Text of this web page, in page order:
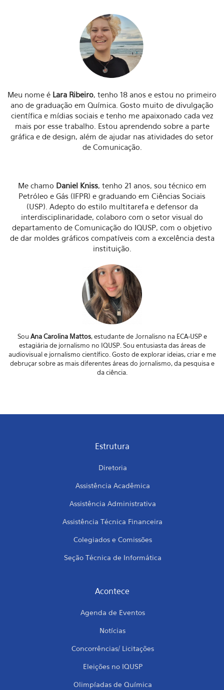
Meu nome é Lara Ribeiro, tenho 18 anos e estou no primeiro
ano de graduação em Química. Gosto muito de divulgação
científica e mídias sociais e tenho me apaixonado cada vez
mais por esse trabalho. Estou aprendendo sobre a parte
gráfica e de design, além de ajudar nas atividades do setor
de Comunicação.
Me chamo Daniel Kniss, tenho 21 anos, sou técnico em
Petróleo e Gás (IFPR) e graduando em Ciências Sociais
(USP). Adepto do estilo multitarefa e defensor da
interdisciplinaridade, colaboro com o setor visual do
departamento de Comunicação do IQUSP, com o objetivo
de dar moldes gráficos compatíveis com a excelência desta
instituição.
Sou Ana Carolina Mattos, estudante de Jornalisno na ECA-USP e
estagiária de jornalismo no IQUSP. Sou entusiasta das áreas de
audiovisual e jornalismo científico. Gosto de explorar ideias, criar e me
debruçar sobre as mais diferentes áreas do jornalismo, da pesquisa e
da ciência.
Estrutura
Diretoria
Assistência Acadêmica
Assistência Administrativa
Assistência Técnica Financeira
Colegiados e Comissões
Seção Técnica de Informática
Acontece
Agenda de Eventos
Notícias
Concorrências/ Licitações
Eleições no IQUSP
Olimpíadas de Química